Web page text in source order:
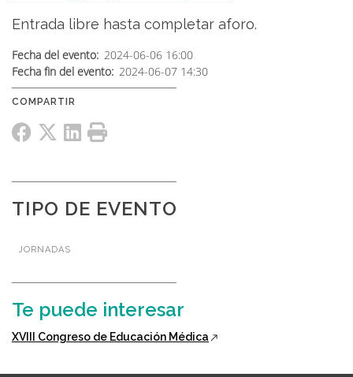
Entrada libre hasta completar aforo.
Fecha del evento 2024-06-06 16:00
Fecha fin del evento 2024-06-07 14:30
TIPO DE EVENTO
JORNADAS
Te puede interesar
XVIII Congreso de Educación Médica